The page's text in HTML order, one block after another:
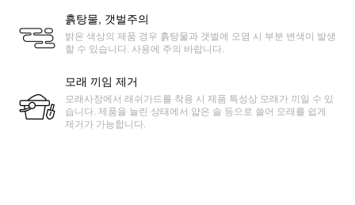
흙탕물, 갯벌주의
밝은 색상의 제품 경우 흙탕물과 갯벌에 오염 시 부분 변색이 발생
할 수 있습니다. 사용에 주의 바랍니다.
모래 끼임 제거
모래사장에서 래쉬가드를 착용 시 제품 특성상 모래가 끼일 수 있
습니다. 제품을 늘린 상태에서 얇은 솔 등으로 쓸어 모래를 쉽게
제거가 가능합니다.